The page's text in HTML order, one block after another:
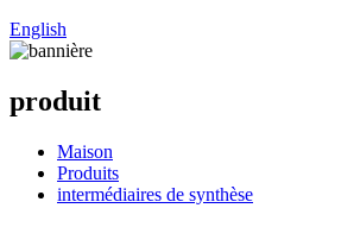
English
produit
Maison
Produits
intermédiaires de synthèse